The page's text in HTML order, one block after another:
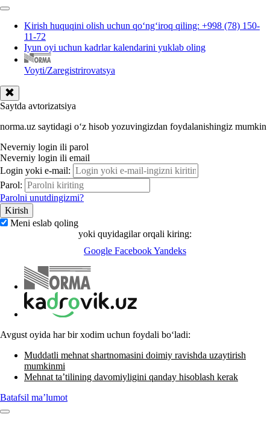
Kirish huquqini olish uchun qoʻngʻiroq qiling: +998 (78) 150-
11-72
Iyun oyi uchun kadrlar kalendarini yuklab oling
Voyti/Zaregistrirovatsya
Saytda avtorizatsiya
norma.uz saytidagi oʻz hisob yozuvingizdan foydalanishingiz mumkin
Neverniy login ili parol
Neverniy login ili email
Login yoki e-mail:
Parol:
Parolni unutdingizmi?
Meni eslab qoling
yoki quyidagilar orqali kiring:
Google FacebookYandeks
Avgust oyida har bir хodim uchun foydali boʻladi:
Muddatli mehnat shartnomasini doimiy ravishda uzaytirish
mumkinmi
Mehnat ta’tilining davomiyligini qanday hisoblash kerak
Batafsil ma’lumot